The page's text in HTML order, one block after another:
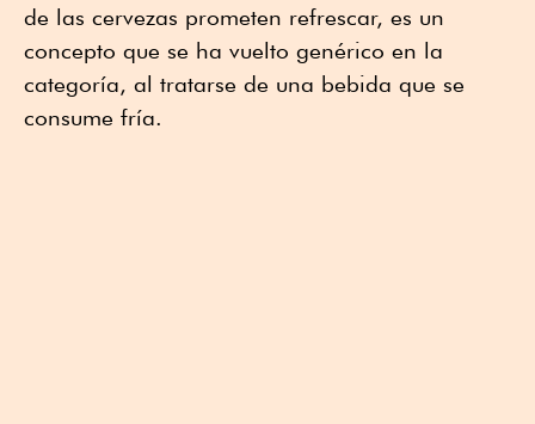
de las cervezas prometen refrescar, es un
concepto que se ha vuelto genérico en la
categoría, al tratarse de una bebida que se
consume fría.